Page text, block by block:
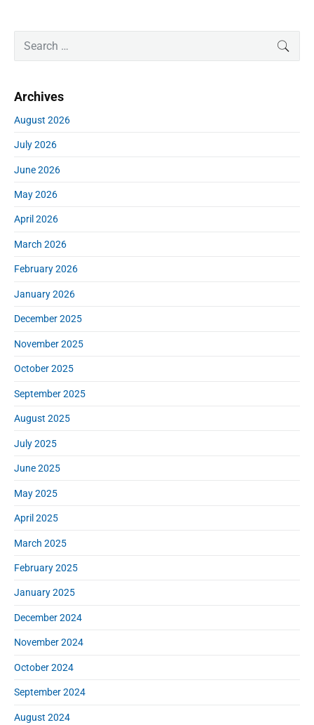
a
y
S
d
b
a
c
h
o
:
Archives
August 2026
July 2026
June 2026
May 2026
April 2026
March 2026
February 2026
January 2026
December 2025
November 2025
October 2025
September 2025
August 2025
July 2025
June 2025
May 2025
April 2025
March 2025
February 2025
January 2025
December 2024
November 2024
October 2024
September 2024
August 2024